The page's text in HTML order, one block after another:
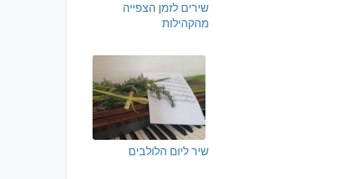
שירים לזמן הצפייה
מהקהילות
שיר ליום הלולבים